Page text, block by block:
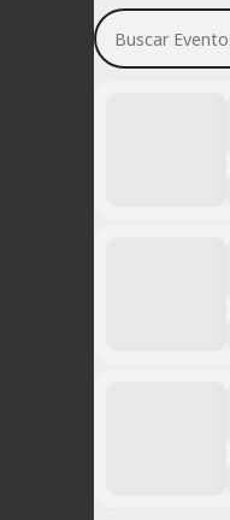
Buscar Eventos